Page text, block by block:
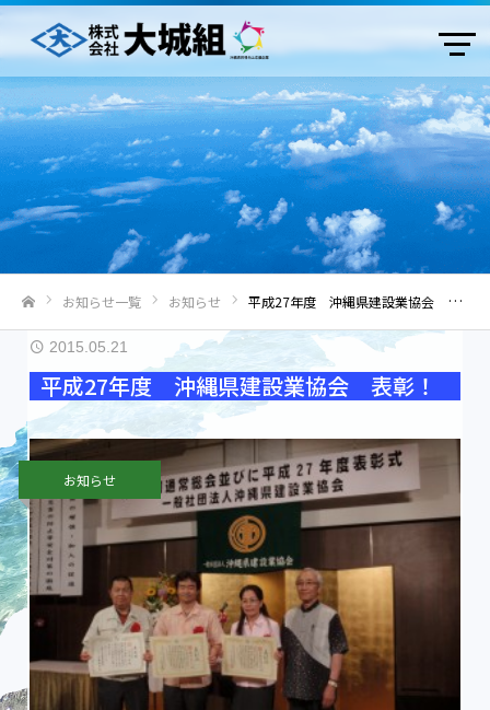
お知らせ一覧 お知らせ 平成27年度 沖縄県建設業協会 表彰！
2015.05.21
平成27年度 沖縄県建設業協会 表彰！
お知らせ